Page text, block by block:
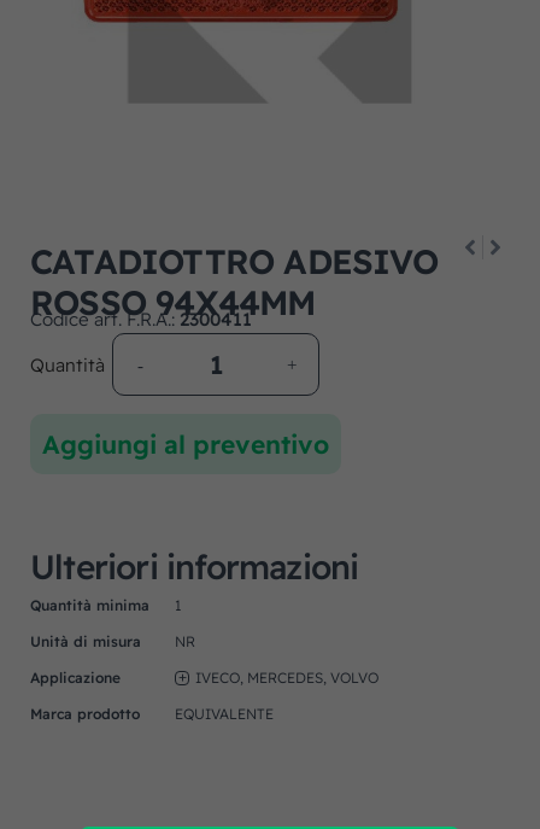
CATADIOTTRO ADESIVO
ROSSO 94X44MM
Codice art. F.R.A.: 2300411
Quantità
Aggiungi al preventivo
Ulteriori informazioni
Quantità minima
1
Unità di misura
NR
Applicazione
IVECO, MERCEDES, VOLVO
Marca prodotto
EQUIVALENTE